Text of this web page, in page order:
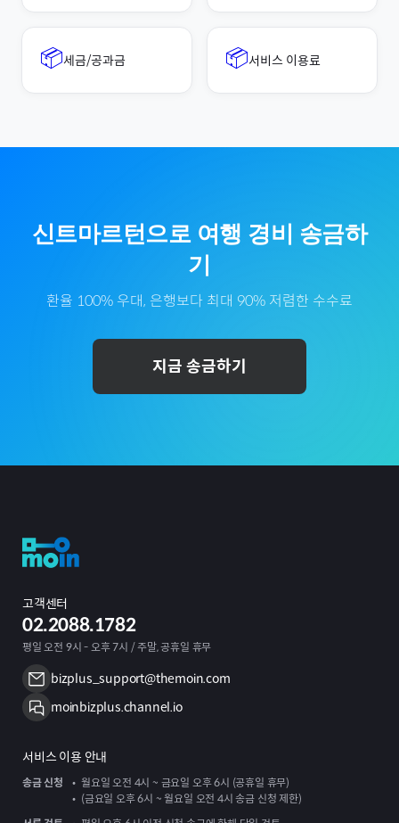
📦세금/공과금 📦서비스 이용료
신트마르턴으로 여행 경비 송금하
기
환율 100% 우대, 은행보다 최대 90% 저렴한 수수료
지금 송금하기
고객센터
02.2088.1782
평일 오전 9시 - 오후 7시 / 주말, 공휴일 휴무
bizplus_support@themoin.com
moinbizplus.channel.io
서비스 이용 안내
송금 신청
월요일 오전 4시 ~ 금요일 오후 6시 (공휴일 휴무)
(금요일 오후 6시 ~ 월요일 오전 4시 송금 신청 제한)